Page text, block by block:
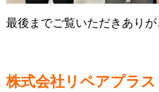
最後までご覧いただきあり
株式会社リペアプラス